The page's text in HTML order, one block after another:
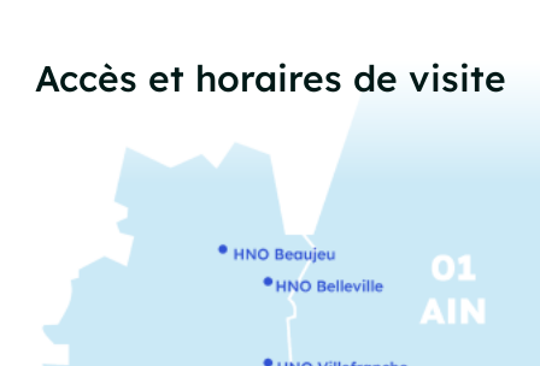
Accès et horaires de visite